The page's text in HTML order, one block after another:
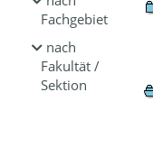
Fachgebiet
nach
Fakultät /
Sektion